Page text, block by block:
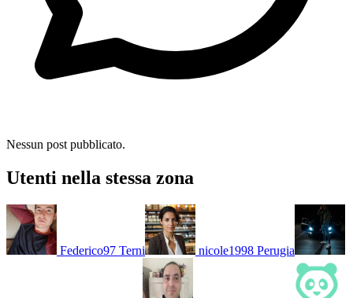
Nessun post pubblicato.
Utenti nella stessa zona
Federico97 Terni nicole1998 Perugia